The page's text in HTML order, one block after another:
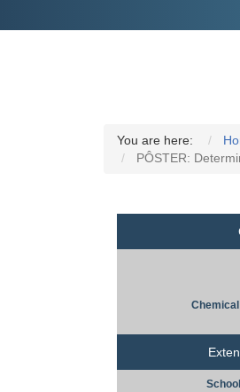
You are here:
PÔSTER: